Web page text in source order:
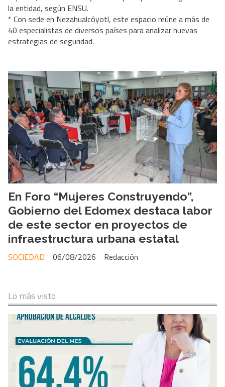
la entidad, según ENSU.
* Con sede en Nezahualcóyotl, este espacio reúne a más de
40 especialistas de diversos países para analizar nuevas
estrategias de seguridad.
En Foro “Mujeres Construyendo”,
Gobierno del Edomex destaca labor
de este sector en proyectos de
infraestructura urbana estatal
Redacción
SOCIEDAD 06/08/2026
Lo más visto